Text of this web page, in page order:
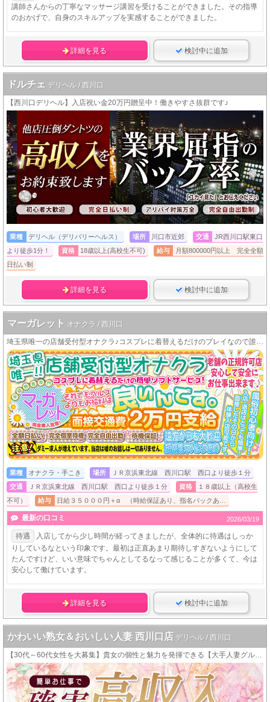
講師さんからの丁寧なマッサージ講習を受けることができました。その指導
のおかげで、自身のスキルアップを実感することができました。
詳細を見る 検討中に追加
ドルチェ デリヘル / 西川口
【西川口デリヘル】入店祝い金20万円贈呈中！働きやすさ抜群です♪
業種 デリヘル（デリバリーヘルス） 場所 川口市近郊 交通
JR西川口駅東口
より徒歩1分！
資格 18歳以上(高校生不可) 給与
月額800000円以上 完全全額
日払い制
詳細を見る 検討中に追加
マーガレット オナクラ / 西川口
埼玉県唯一の店舗受付型オナクラ♪コスプレに着替えるだけのプレイなので誰でも簡単に高収入をＧＥＴできますＯ(≧∇≦)Ｏ
業種 オナクラ・手こき 場所
ＪＲ京浜東北線 西川口駅 西口より徒歩１分
交通
ＪＲ京浜東北線 西川口駅 西口より徒歩１分 資格
１８歳以上（高校生
不可）
給与 日給３５０００円＋α （時給保証あり、指名バックあ…
最新の口コミ 2026/03/19
待遇
入店してから少し時間が経ってきましたが、全体的に待遇はしっか
りしているなという印象です。最初は正直あまり期待しすぎないようにして
たんですけど、いい意味でちゃんとしてるなって感じることが多くて、今は
安心して働けています。
詳細を見る 検討中に追加
かわいい熟女＆おいしい人妻 西川口店 デリヘル / 西川口